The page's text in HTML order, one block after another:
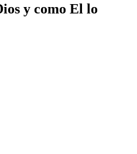
y como El lo